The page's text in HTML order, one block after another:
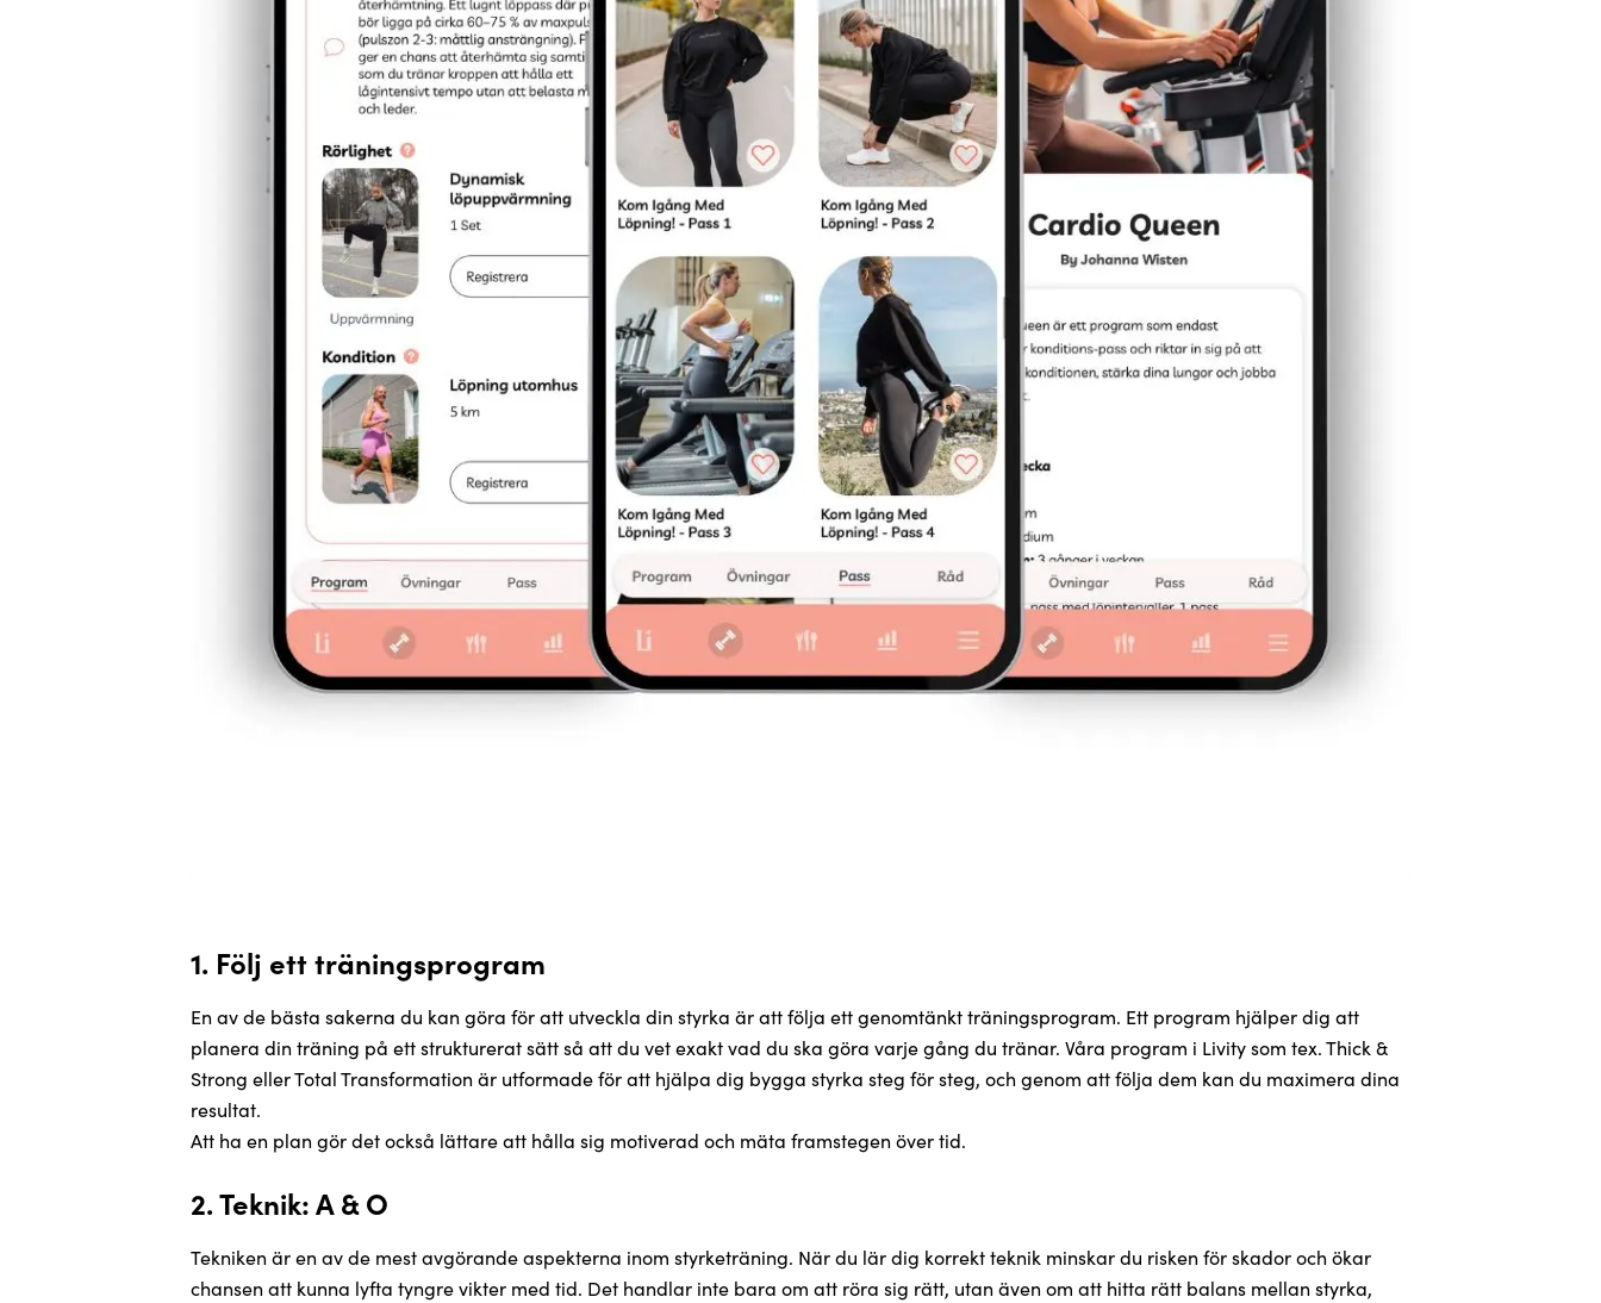
1. Följ ett träningsprogram
En av de bästa sakerna du kan göra för att utveckla din styrka är att följa ett genomtänkt träningsprogram. Ett program hjälper dig att
planera din träning på ett strukturerat sätt så att du vet exakt vad du ska göra varje gång du tränar. Våra program i Livity som tex. Thick &
Strong eller Total Transformation är utformade för att hjälpa dig bygga styrka steg för steg, och genom att följa dem kan du maximera dina
resultat.
Att ha en plan gör det också lättare att hålla sig motiverad och mäta framstegen över tid.
2. Teknik: A & O
Tekniken är en av de mest avgörande aspekterna inom styrketräning. När du lär dig korrekt teknik minskar du risken för skador och ökar
chansen att kunna lyfta tyngre vikter med tid. Det handlar inte bara om att röra sig rätt, utan även om att hitta rätt balans mellan styrka,